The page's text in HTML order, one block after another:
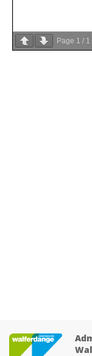
Page 1 / 1